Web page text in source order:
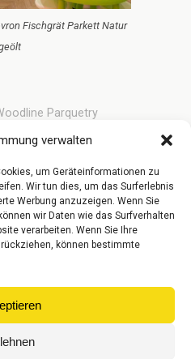
verwalten
um Geräteinformationen zu
Wir tun dies, um das Surferlebnis
Werbung anzuzeigen. Wenn Sie
wir Daten wie das Surfverhalten
verarbeiten. Wenn Sie Ihre
können bestimmte
Fischgrät Parkett Natur
Parquetry
Nächster Beitrag
Neue Böden In Unserer
Parkett-Ausstellung
Desktop